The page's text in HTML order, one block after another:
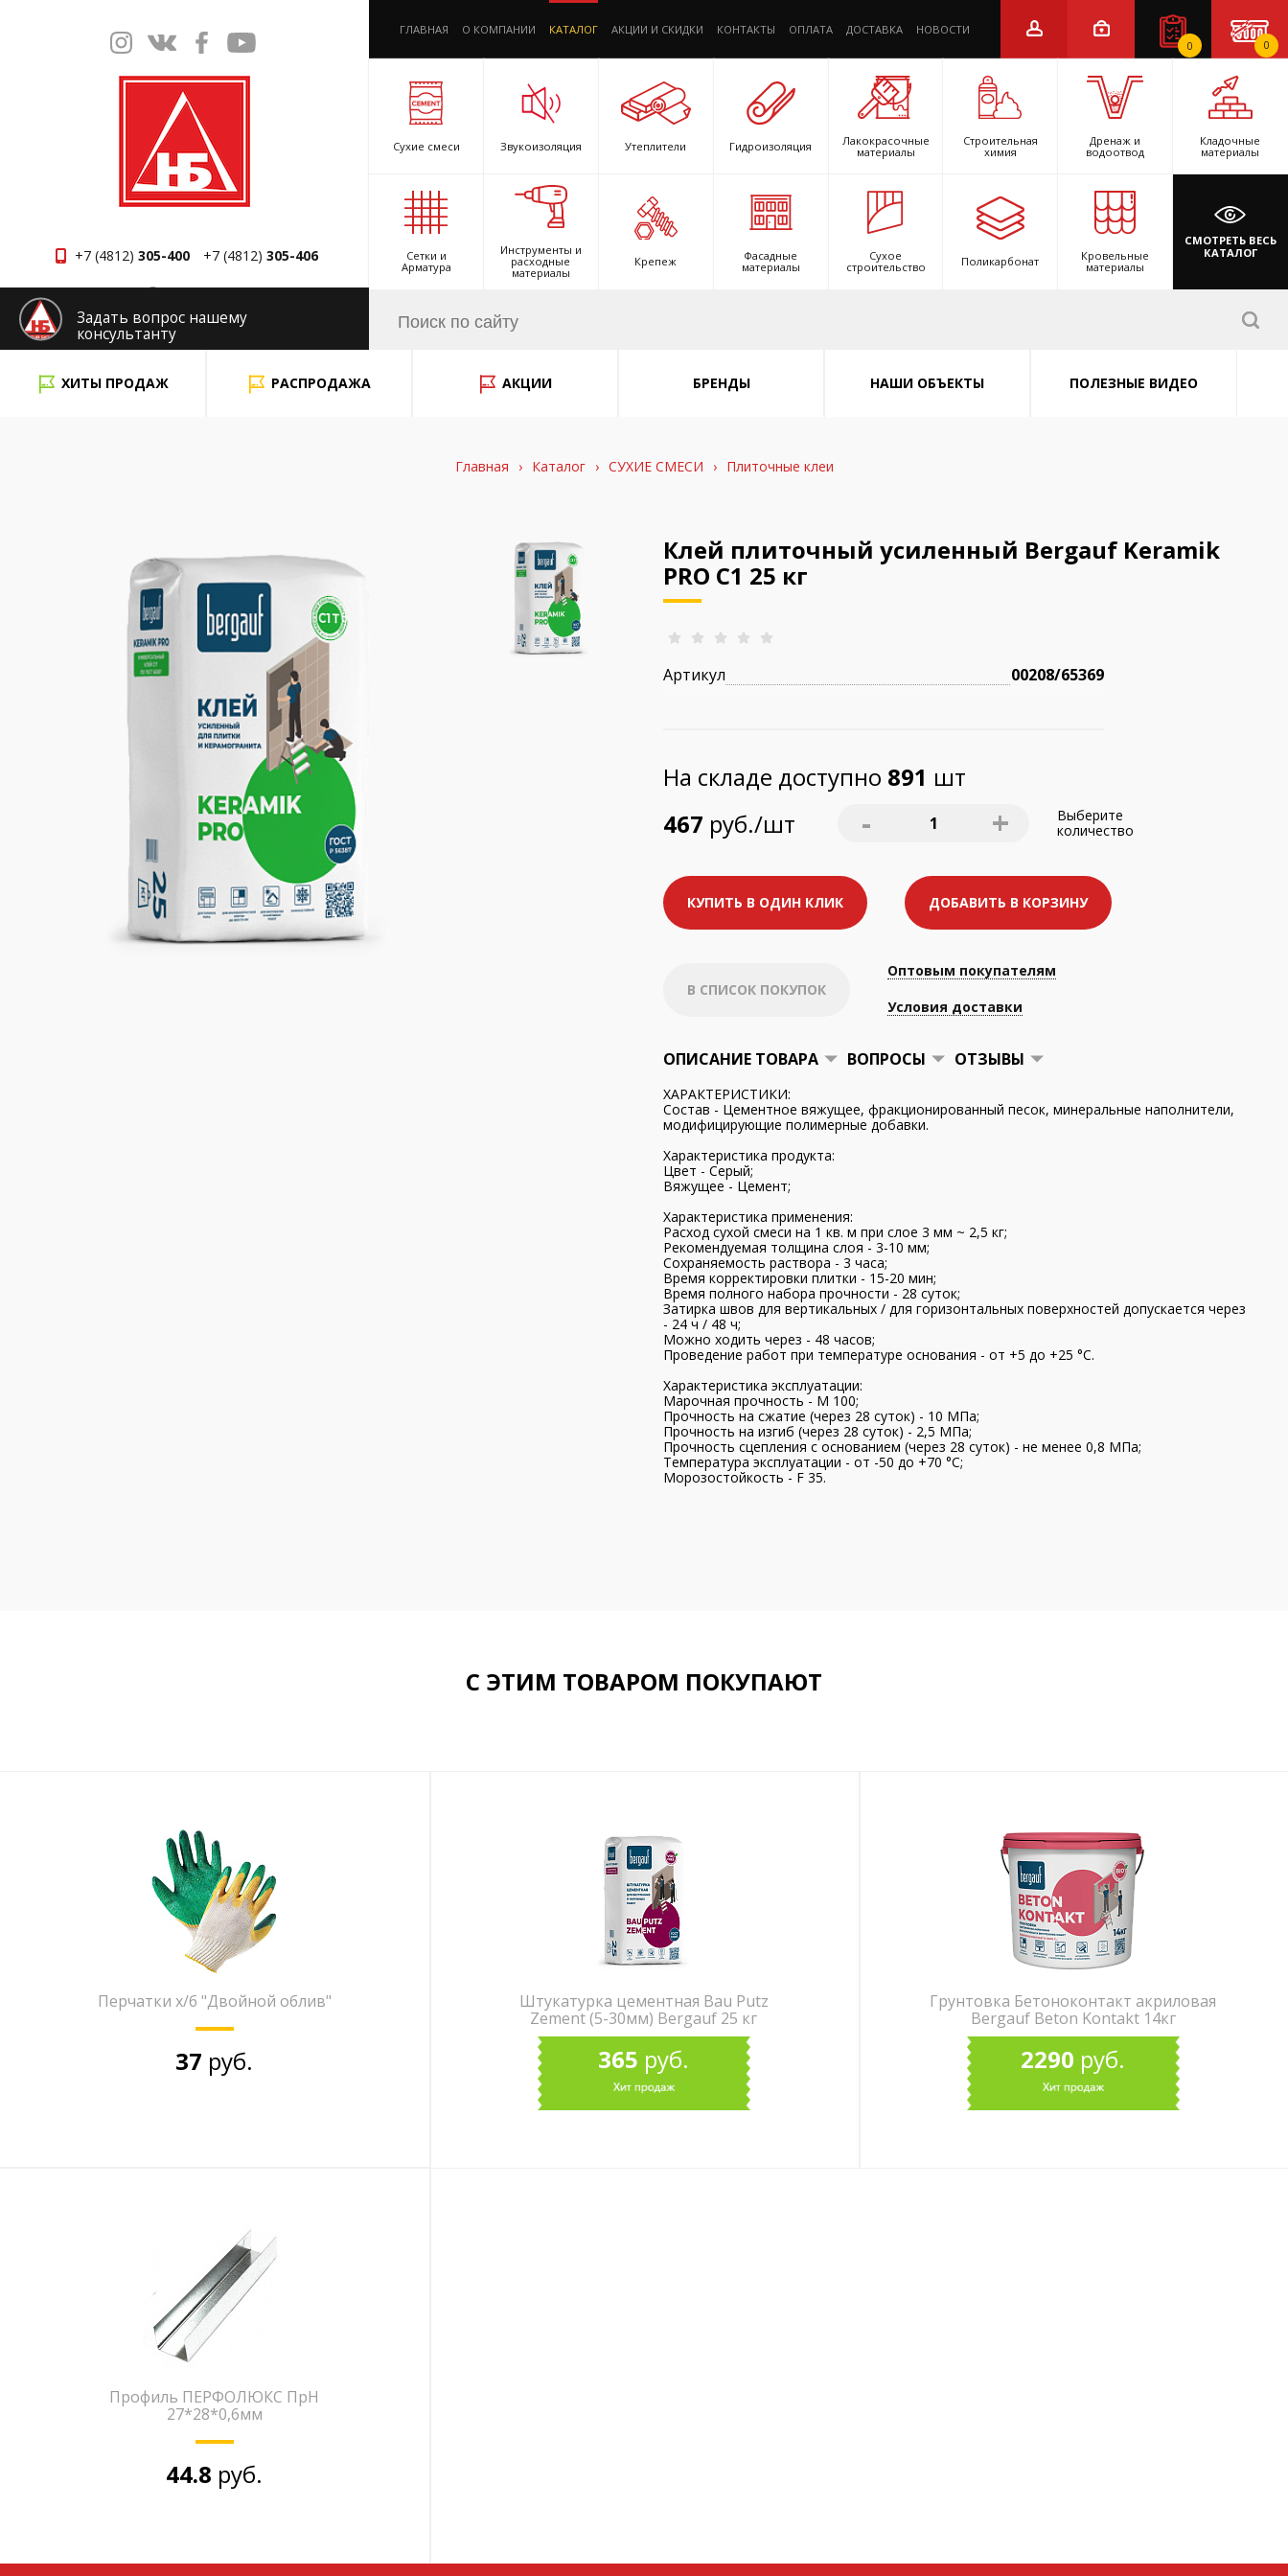
+7 (4812) 305-400 +7 (4812) 305-406
Смоленск
ГЛАВНАЯ О КОМПАНИИ КАТАЛОГ АКЦИИ И СКИДКИ КОНТАКТЫ ОПЛАТА ДОСТАВКА НОВОСТИ
0 0
Сухие смеси Звукоизоляция Утеплители Гидроизоляция
Лакокрасочные
материалы
Строительная
химия
Дренаж и
водоотвод
Кладочные
материалы
Сетки и
Арматура
Инструменты и
расходные
материалы
Крепеж
Фасадные
материалы
Сухое
строительство
Поликарбонат
Кровельные
материалы
СМОТРЕТЬ ВЕСЬ
КАТАЛОГ
Задать вопрос нашему
консультанту
ХИТЫ ПРОДАЖ
РАСПРОДАЖА АКЦИИ БРЕНДЫ НАШИ ОБЪЕКТЫ ПОЛЕЗНЫЕ ВИДЕО
Главная › Каталог › СУХИЕ СМЕСИ › Плиточные клеи
Клей плиточный усиленный Bergauf Keramik
PRO С1 25 кг
Артикул 00208/65369
На складе доступно 891 шт
467 руб./шт - 1 +
Выберите
количество
КУПИТЬ В ОДИН КЛИК ДОБАВИТЬ В КОРЗИНУ
В СПИСОК ПОКУПОК
Оптовым покупателям
Условия доставки
ОПИСАНИЕ ТОВАРА ВОПРОСЫ ОТЗЫВЫ
ХАРАКТЕРИСТИКИ:
Состав - Цементное вяжущее, фракционированный песок, минеральные наполнители,
модифицирующие полимерные добавки.
Характеристика продукта:
Цвет - Серый;
Вяжущее - Цемент;
Характеристика применения:
Расход сухой смеси на 1 кв. м при слое 3 мм ~ 2,5 кг;
Рекомендуемая толщина слоя - 3-10 мм;
Сохраняемость раствора - 3 часа;
Время корректировки плитки - 15-20 мин;
Время полного набора прочности - 28 суток;
Затирка швов для вертикальных / для горизонтальных поверхностей допускается через
- 24 ч / 48 ч;
Можно ходить через - 48 часов;
Проведение работ при температуре основания - от +5 до +25 °С.
Характеристика эксплуатации:
Марочная прочность - М 100;
Прочность на сжатие (через 28 суток) - 10 МПа;
Прочность на изгиб (через 28 суток) - 2,5 МПа;
Прочность сцепления с основанием (через 28 суток) - не менее 0,8 МПа;
Температура эксплуатации - от -50 до +70 °С;
Морозостойкость - F 35.
С ЭТИМ ТОВАРОМ ПОКУПАЮТ
Перчатки х/б "Двойной облив"
37 руб.
Штукатурка цементная Bau Putz
Zement (5-30мм) Bergauf 25 кг
365 руб.
Грунтовка Бетоноконтакт акриловая
Bergauf Beton Kontakt 14кг
2290 руб.
Профиль ПЕРФОЛЮКС ПрН
27*28*0,6мм
44.8 руб.